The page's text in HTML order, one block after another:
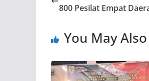
800 Pesilat Empat
You May